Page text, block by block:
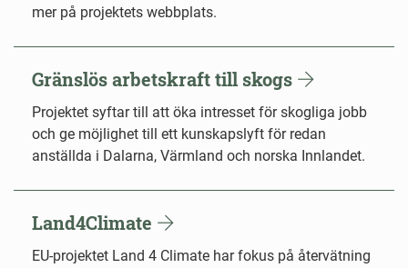
mer på projektets webbplats.
Gränslös arbetskraft till skogs
Projektet syftar till att öka intresset för skogliga jobb
och ge möjlighet till ett kunskapslyft för redan
anställda i Dalarna, Värmland och norska Innlandet.
Land4Climate
EU-projektet Land 4 Climate har fokus på återvätning